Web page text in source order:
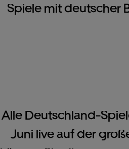
Spiele mit deutscher
Alle Deutschland-
Juni live auf der